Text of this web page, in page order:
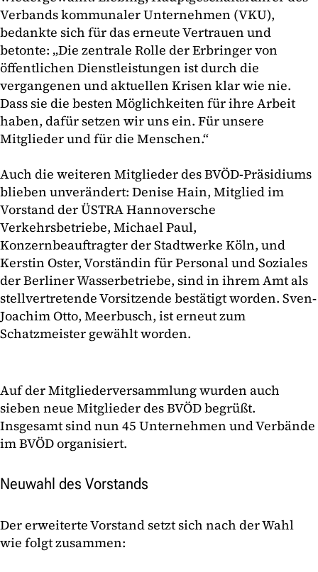
Verbands kommunaler Unternehmen (VKU),
bedankte sich für das erneute Vertrauen und
betonte: „Die zentrale Rolle der Erbringer von
öffentlichen Dienstleistungen ist durch die
vergangenen und aktuellen Krisen klar wie nie.
Dass sie die besten Möglichkeiten für ihre Arbeit
haben, dafür setzen wir uns ein. Für unsere
Mitglieder und für die Menschen.“
Auch die weiteren Mitglieder des BVÖD-Präsidiums
blieben unverändert: Denise Hain, Mitglied im
Vorstand der ÜSTRA Hannoversche
Verkehrsbetriebe, Michael Paul,
Konzernbeauftragter der Stadtwerke Köln, und
Kerstin Oster, Vorständin für Personal und Soziales
der Berliner Wasserbetriebe, sind in ihrem Amt als
stellvertretende Vorsitzende bestätigt worden. Sven‐
Joachim Otto, Meerbusch, ist erneut zum
Schatzmeister gewählt worden.
Auf der Mitgliederversammlung wurden auch
sieben neue Mitglieder des BVÖD begrüßt.
Insgesamt sind nun 45 Unternehmen und Verbände
im BVÖD organisiert.
Neuwahl des Vorstands
Der erweiterte Vorstand setzt sich nach der Wahl
wie folgt zusammen: